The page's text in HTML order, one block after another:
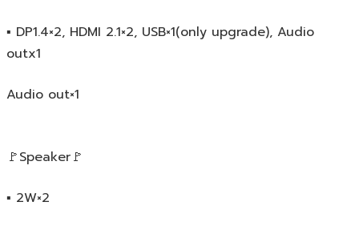
▪️ DP1.4×2, HDMI 2.1×2, USB×1(only upgrade), Audio
outx1
Audio out×1
🚩Speaker🚩
▪️ 2W×2